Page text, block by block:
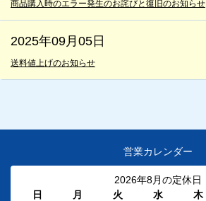
商品購入時のエラー発生のお詫びと復旧のお知らせ
2025年09月05日
送料値上げのお知らせ
営業カレンダー
2026年8月の定休日
日
月 火 水 木